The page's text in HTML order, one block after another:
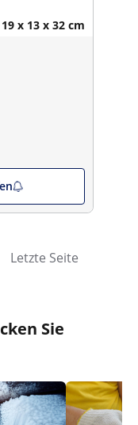
19 x 13 x 32 cm
Letzte Seite
Sie